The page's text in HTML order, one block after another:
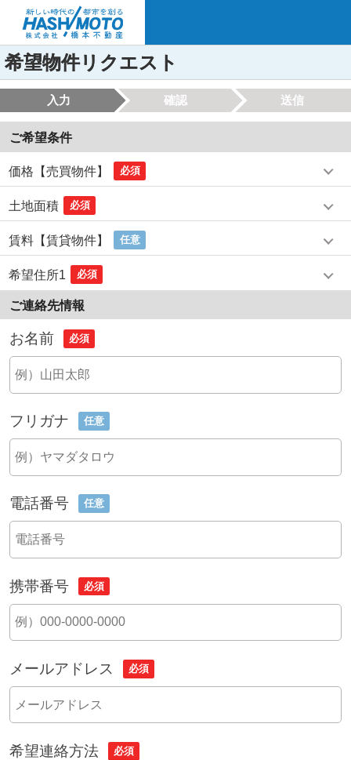
希望物件リクエスト
入力 確認 送信
ご希望条件
価格【売買物件】 必須
土地面積 必須
賃料【賃貸物件】 任意
希望住所1 必須
ご連絡先情報
お名前 必須
フリガナ 任意
電話番号 任意
携帯番号 必須
メールアドレス 必須
希望連絡方法 必須